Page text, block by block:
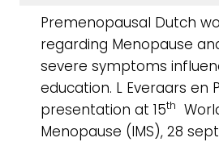
Premenopausal Dutch
regarding Menopause
severe symptoms
education. L Everaars en
presentation at 15th
Menopause (IMS), 28